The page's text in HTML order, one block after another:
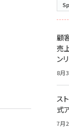
顧
売
ン
8月
ス
式
7月